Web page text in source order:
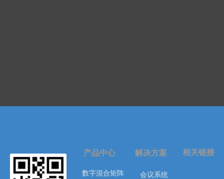
产品中心
数字混合矩阵 会议系统
解决方案 相关链接